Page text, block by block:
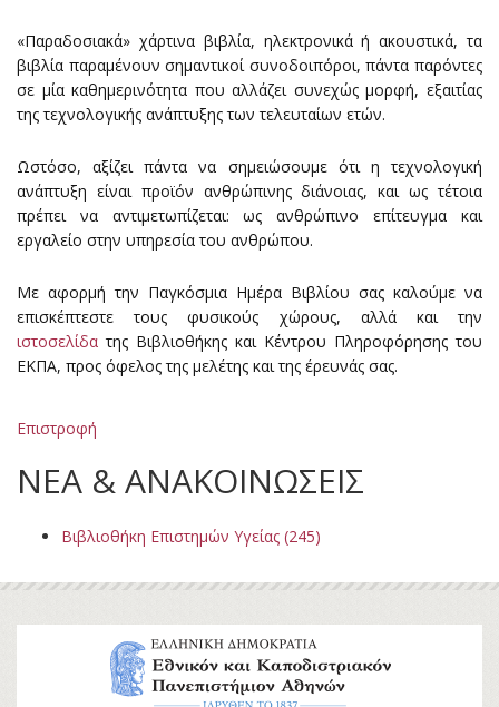
«Παραδοσιακά» χάρτινα βιβλία, ηλεκτρονικά ή ακουστικά, τα
βιβλία παραμένουν σημαντικοί συνοδοιπόροι, πάντα παρόντες
σε μία καθημερινότητα που αλλάζει συνεχώς μορφή, εξαιτίας
της τεχνολογικής ανάπτυξης των τελευταίων ετών.
Ωστόσο, αξίζει πάντα να σημειώσουμε ότι η τεχνολογική
ανάπτυξη είναι προϊόν ανθρώπινης διάνοιας, και ως τέτοια
πρέπει να αντιμετωπίζεται: ως ανθρώπινο επίτευγμα και
εργαλείο στην υπηρεσία του ανθρώπου.
Με αφορμή την Παγκόσμια Ημέρα Βιβλίου σας καλούμε να
επισκέπτεστε τους φυσικούς χώρους, αλλά και την
ιστοσελίδα της Βιβλιοθήκης και Κέντρου Πληροφόρησης του
ΕΚΠΑ, προς όφελος της μελέτης και της έρευνάς σας.
Επιστροφή
ΝΕΑ & ΑΝΑΚΟΙΝΩΣΕΙΣ
Βιβλιοθήκη Επιστημών Υγείας (245)